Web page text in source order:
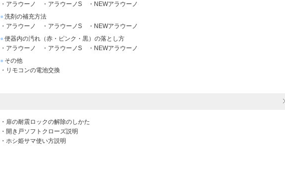
・アラウーノ
・アラウーノS
・NEWアラウーノ
● 洗剤の補充方法
・アラウーノ
・アラウーノS
・NEWアラウーノ
● 便器内の汚れ（赤・ピンク・黒）の落とし方
・アラウーノ
・アラウーノS
・NEWアラウーノ
● その他
・リモコンの電池交換
・扉の耐震ロックの解除のしかた
・開き戸ソフトクローズ説明
・ホシ姫サマ使い方説明